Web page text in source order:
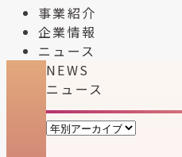
事業紹介
企業情報
ニュース
NEWS
ニュース